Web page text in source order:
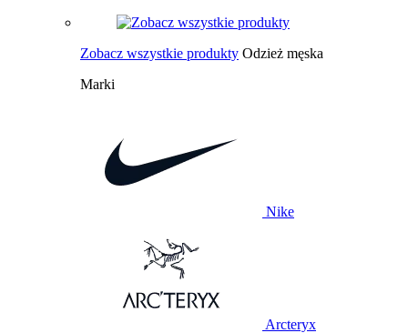
Zobacz wszystkie produkty Odzież męska
Marki
Nike
Arcteryx